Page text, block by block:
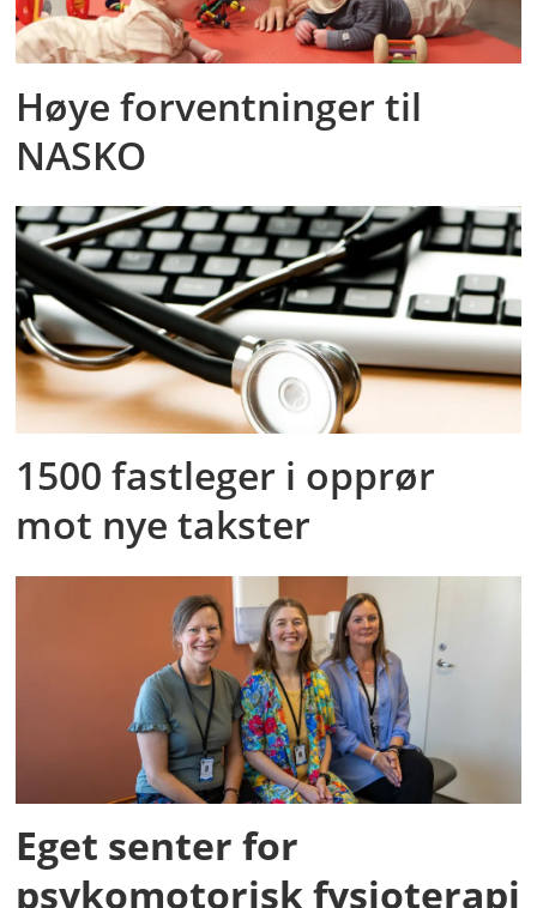
Høye forventninger til
NASKO
1500 fastleger i opprør
mot nye takster
Eget senter for
psykomotorisk fysioterapi